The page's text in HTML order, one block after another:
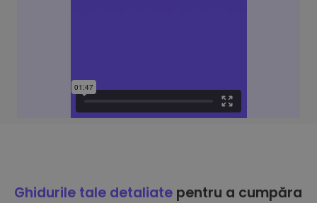
Ghidurile tale detaliate pentru a cumpăra